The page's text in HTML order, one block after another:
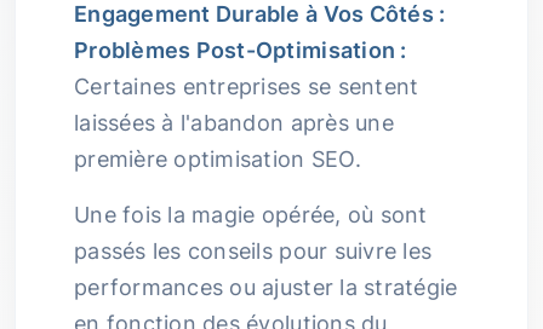
Engagement Durable à Vos Côtés :
Problèmes Post-Optimisation :
Certaines entreprises se sentent
laissées à l'abandon après une
première optimisation SEO.
Une fois la magie opérée, où sont
passés les conseils pour suivre les
performances ou ajuster la stratégie
en fonction des évolutions du